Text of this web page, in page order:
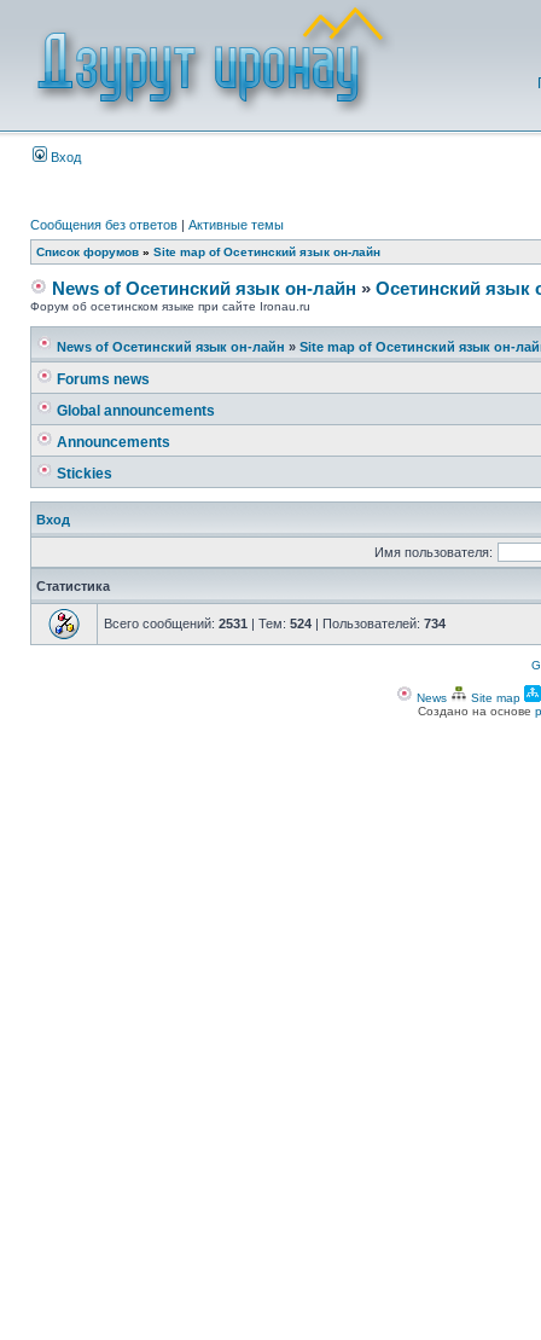
Вход
Сообщения без ответов | Активные темы
Список форумов » Site map of Осетинский язык он-лайн
News of Осетинский язык он-лайн » Осетинский язык
Форум об осетинском языке при сайте Ironau.ru
News of Осетинский язык он-лайн » Site map of Осетинский язык он-
Forums news
Global announcements
Announcements
Stickies
Вход
Имя пользователя:
Статистика
Всего сообщений: 2531 | Тем: 524 | Пользователей: 734
News Site map
Создано на основе